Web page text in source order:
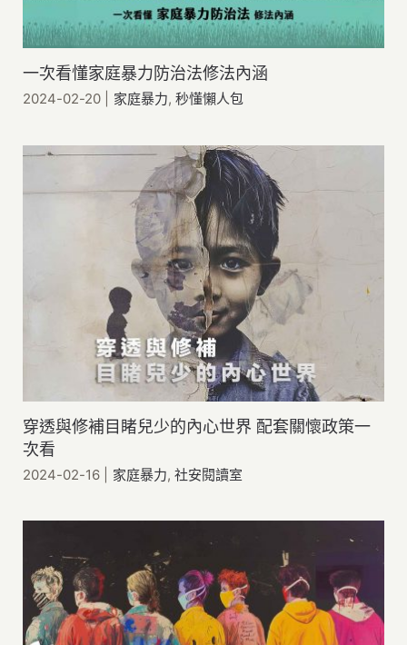
一次看懂家庭暴力防治法修法內涵
2024-02-20 家庭暴力,秒懂懶人包
穿透與修補目睹兒少的內心世界 配套關懷政策一
次看
2024-02-16 家庭暴力,社安閱讀室